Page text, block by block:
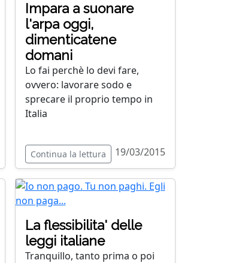
Impara a suonare
l'arpa oggi,
dimenticatene
domani
Lo fai perchè lo devi fare,
ovvero: lavorare sodo e
sprecare il proprio tempo in
Italia
Continua la lettura 19/03/2015
La flessibilita' delle
leggi italiane
Tranquillo, tanto prima o poi